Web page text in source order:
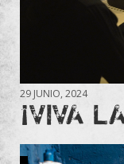
29 JUNIO, 2024
¡VIVA